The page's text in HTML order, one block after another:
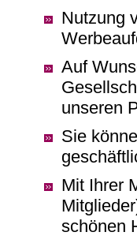
Nutzung
Auf
unseren
Sie
Mit Ihrer
schönen